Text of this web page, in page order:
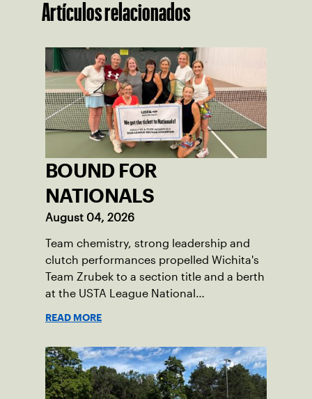
Artículos relacionados
BOUND FOR
NATIONALS
August 04, 2026
Team chemistry, strong leadership and
clutch performances propelled Wichita's
Team Zrubek to a section title and a berth
at the USTA League National
READ MORE